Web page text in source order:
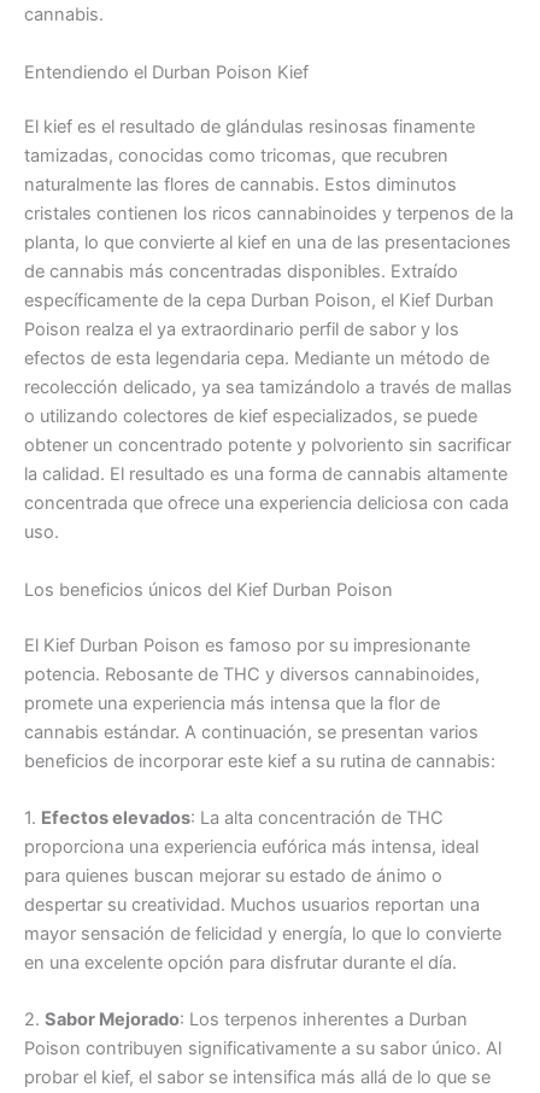
cannabis.
Entendiendo el Durban Poison Kief
El kief es el resultado de glándulas resinosas finamente
tamizadas, conocidas como tricomas, que recubren
naturalmente las flores de cannabis. Estos diminutos
cristales contienen los ricos cannabinoides y terpenos de la
planta, lo que convierte al kief en una de las presentaciones
de cannabis más concentradas disponibles. Extraído
específicamente de la cepa Durban Poison, el Kief Durban
Poison realza el ya extraordinario perfil de sabor y los
efectos de esta legendaria cepa. Mediante un método de
recolección delicado, ya sea tamizándolo a través de mallas
o utilizando colectores de kief especializados, se puede
obtener un concentrado potente y polvoriento sin sacrificar
la calidad. El resultado es una forma de cannabis altamente
concentrada que ofrece una experiencia deliciosa con cada
uso.
Los beneficios únicos del Kief Durban Poison
El Kief Durban Poison es famoso por su impresionante
potencia. Rebosante de THC y diversos cannabinoides,
promete una experiencia más intensa que la flor de
cannabis estándar. A continuación, se presentan varios
beneficios de incorporar este kief a su rutina de cannabis:
1. Efectos elevados: La alta concentración de THC
proporciona una experiencia eufórica más intensa, ideal
para quienes buscan mejorar su estado de ánimo o
despertar su creatividad. Muchos usuarios reportan una
mayor sensación de felicidad y energía, lo que lo convierte
en una excelente opción para disfrutar durante el día.
2. Sabor Mejorado: Los terpenos inherentes a Durban
Poison contribuyen significativamente a su sabor único. Al
probar el kief, el sabor se intensifica más allá de lo que se